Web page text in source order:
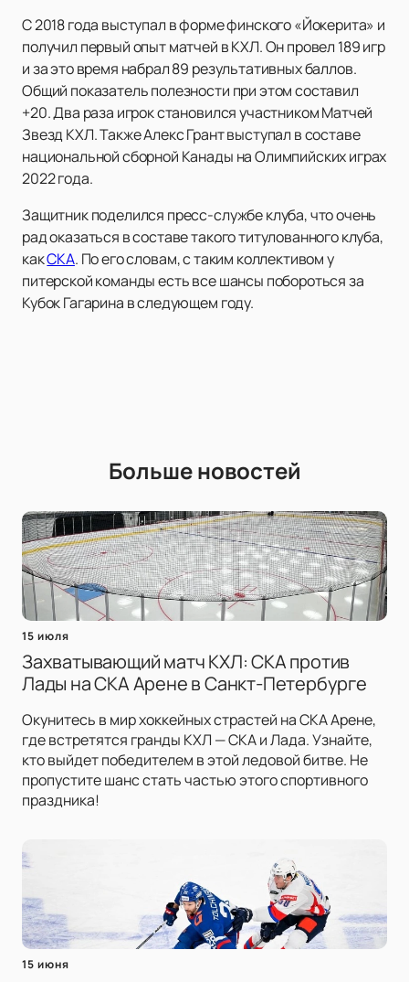
С 2018 года выступал в форме финского «Йокерита» и
получил первый опыт матчей в КХЛ. Он провел 189 игр
и за это время набрал 89 результативных баллов.
Общий показатель полезности при этом составил
+20. Два раза игрок становился участником Матчей
Звезд КХЛ. Также Алекс Грант выступал в составе
национальной сборной Канады на Олимпийских играх
2022 года.
Защитник поделился пресс-службе клуба, что очень
рад оказаться в составе такого титулованного клуба,
какСКА. По его словам, с таким коллективом у
питерской команды есть все шансы побороться за
Кубок Гагарина в следующем году.
Больше новостей
15 июля
Захватывающий матч КХЛ: СКА против
Лады на СКА Арене в Санкт-Петербурге
Окунитесь в мир хоккейных страстей на СКА Арене,
где встретятся гранды КХЛ — СКА и Лада. Узнайте,
кто выйдет победителем в этой ледовой битве. Не
пропустите шанс стать частью этого спортивного
праздника!
15 июня